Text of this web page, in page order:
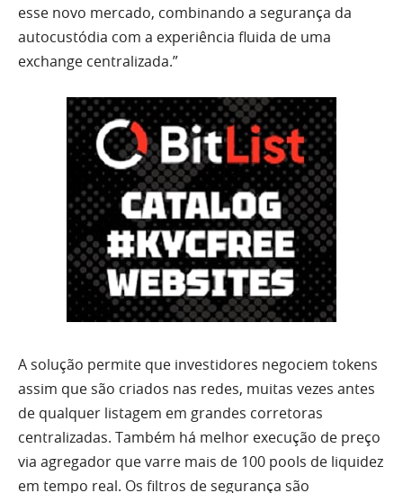
esse novo mercado, combinando a segurança da
autocustódia com a experiência fluida de uma
exchange centralizada.”
A solução permite que investidores negociem tokens
assim que são criados nas redes, muitas vezes antes
de qualquer listagem em grandes corretoras
centralizadas. Também há melhor execução de preço
via agregador que varre mais de 100 pools de liquidez
em tempo real. Os filtros de segurança são